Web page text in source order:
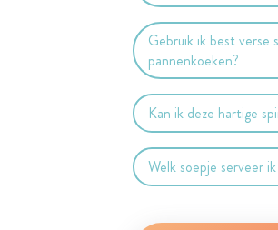
Gebruik ik best verse
pannenkoeken?
Kan ik deze hartige
Welk soepje serveer